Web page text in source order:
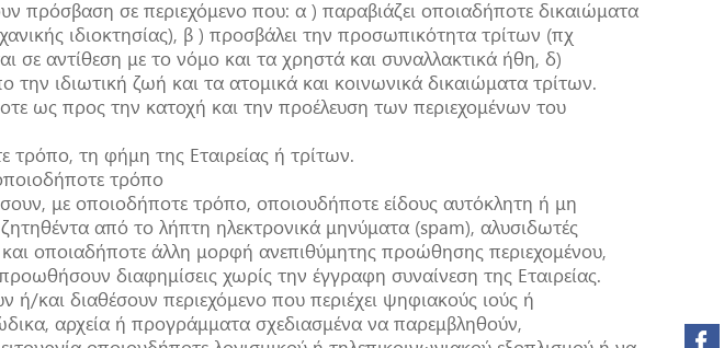
πρόσβαση σε περιεχόμενο που: α ) παραβιάζει οποιαδήποτε δικαιώματα
ιδιοκτησίας), β ) προσβάλει την προσωπικότητα τρίτων (πχ
σε αντίθεση με το νόμο και τα χρηστά και συναλλακτικά ήθη, δ)
την ιδιωτική ζωή και τα ατομικά και κοινωνικά δικαιώματα τρίτων.
ως προς την κατοχή και την προέλευση των περιεχομένων του
τη φήμη της Εταιρείας ή τρίτων.
τρόπο
με οποιοδήποτε τρόπο, οποιουδήποτε είδους αυτόκλητη ή μη
από το λήπτη ηλεκτρονικά μηνύματα (spam), αλυσιδωτές
οποιαδήποτε άλλη μορφή ανεπιθύμητης προώθησης περιεχομένου,
διαφημίσεις χωρίς την έγγραφη συναίνεση της Εταιρείας.
και διαθέσουν περιεχόμενο που περιέχει ψηφιακούς ιούς ή
αρχεία ή προγράμματα σχεδιασμένα να παρεμβληθούν,